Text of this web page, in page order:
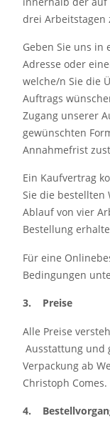
drei Arbeitstagen
Geben Sie uns in
Adresse oder
welche/n Sie die
Auftrags
Zugang unserer
gewünschten
Annahmefrist
Ein Kaufvertrag
Sie die bestellten
Ablauf von vier
Bestellung
Für eine
Bedingungen
3. Preise
Alle Preise
Ausstattung und
Verpackung ab
Christoph Comes.
4.